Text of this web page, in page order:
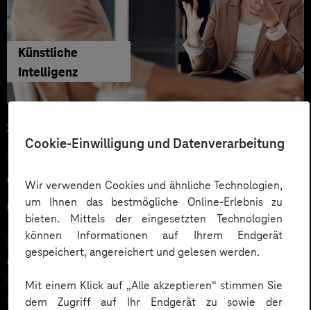
Cookie-Einwilligung und Datenverarbeitung
Wir verwenden Cookies und ähnliche Technologien,
um Ihnen das bestmögliche Online-Erlebnis zu
bieten. Mittels der eingesetzten Technologien
können Informationen auf Ihrem Endgerät
gespeichert, angereichert und gelesen werden.
Mit einem Klick auf „Alle akzeptieren“ stimmen Sie
dem Zugriff auf Ihr Endgerät zu sowie der
Künstliche
Intelligenz
29.06.2026
KI‑Agenten im HR: Konkrete Use
Cases, KPIs und Governance
entlang der Employee Journey
KI‑Agenten im HR sind mehr als Chatbots: Sie
orchestrieren Prozesse entlang der gesamten
Employee Journey und schaffen messbaren Business
Impact. Der Beitrag zeigt konkrete Use Cases,